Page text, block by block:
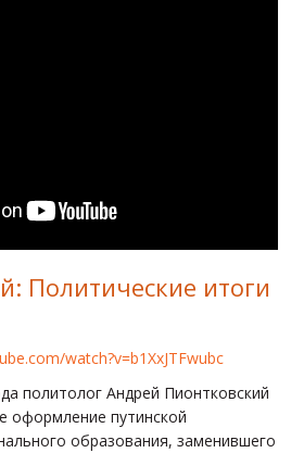
FOR FREEDOM
Политические итоги
watch?v=b1XxJTFwubc
политолог Андрей Пионтковский
оформление путинской
образования, заменившего